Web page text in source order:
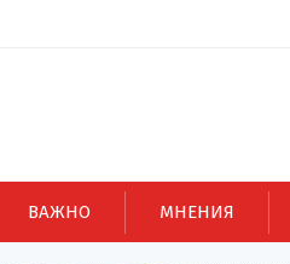
ВАЖНО МНЕНИЯ